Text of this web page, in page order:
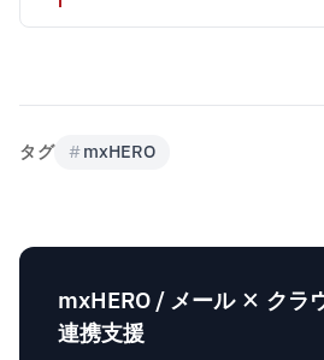
タグ #mxHERO
mxHERO / メール × クラ
連携支援